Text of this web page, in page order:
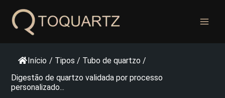
para
Início / Tipos / Tubo de quartzo /
Digestão de quartzo validada por processo
personalizado...